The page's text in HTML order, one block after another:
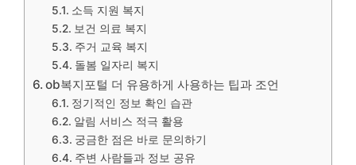
소득 지원 복지
보건 의료 복지
주거 교육 복지
돌봄 일자리 복지
ob복지포털 더 유용하게 사용하는 팁과 조언
정기적인 정보 확인 습관
알림 서비스 적극 활용
궁금한 점은 바로 문의하기
주변 사람들과 정보 공유